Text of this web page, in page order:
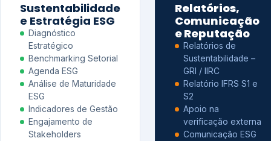
Sustentabilidade
e Estratégia ESG
Diagnóstico
Estratégico
Benchmarking Setorial
Agenda ESG
Análise de Maturidade
ESG
Indicadores de Gestão
Engajamento de
Stakeholders
Relatórios,
Comunicação
e Reputação
Relatórios de
Sustentabilidade –
GRI / IIRC
Relatório IFRS S1 e
S2
Apoio na
verificação externa
Comunicação ESG